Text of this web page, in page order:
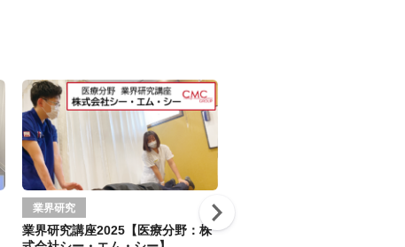
業界研究
業界研究講座2025【医療分野：株